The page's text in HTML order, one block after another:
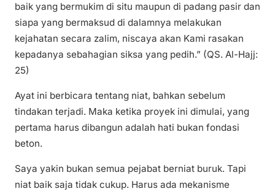
baik yang bermukim di situ maupun di padang pasir dan
siapa yang bermaksud di dalamnya melakukan
kejahatan secara zalim, niscaya akan Kami rasakan
kepadanya sebahagian siksa yang pedih.” (QS. Al-Hajj:
25)
Ayat ini berbicara tentang niat, bahkan sebelum
tindakan terjadi. Maka ketika proyek ini dimulai, yang
pertama harus dibangun adalah hati bukan fondasi
beton.
Saya yakin bukan semua pejabat berniat buruk. Tapi
niat baik saja tidak cukup. Harus ada mekanisme